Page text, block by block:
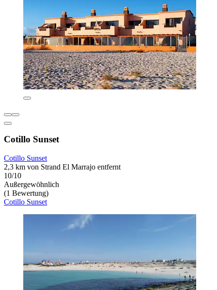
Cotillo Sunset
Cotillo Sunset
2,3 km von Strand El Marrajo entfernt
10/10
Außergewöhnlich
(1 Bewertung)
Cotillo Sunset